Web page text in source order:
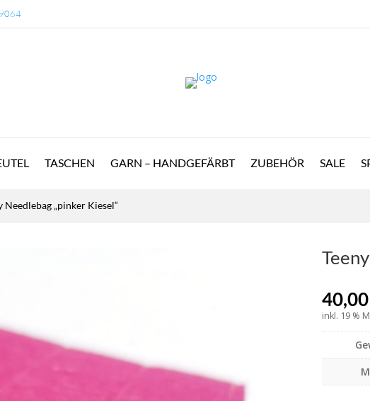
TASCHEN GARN – HANDGEFÄRBT ZUBEHÖR SALE
Needlebag „pinker Kiesel“
40,00
inkl. 19 %